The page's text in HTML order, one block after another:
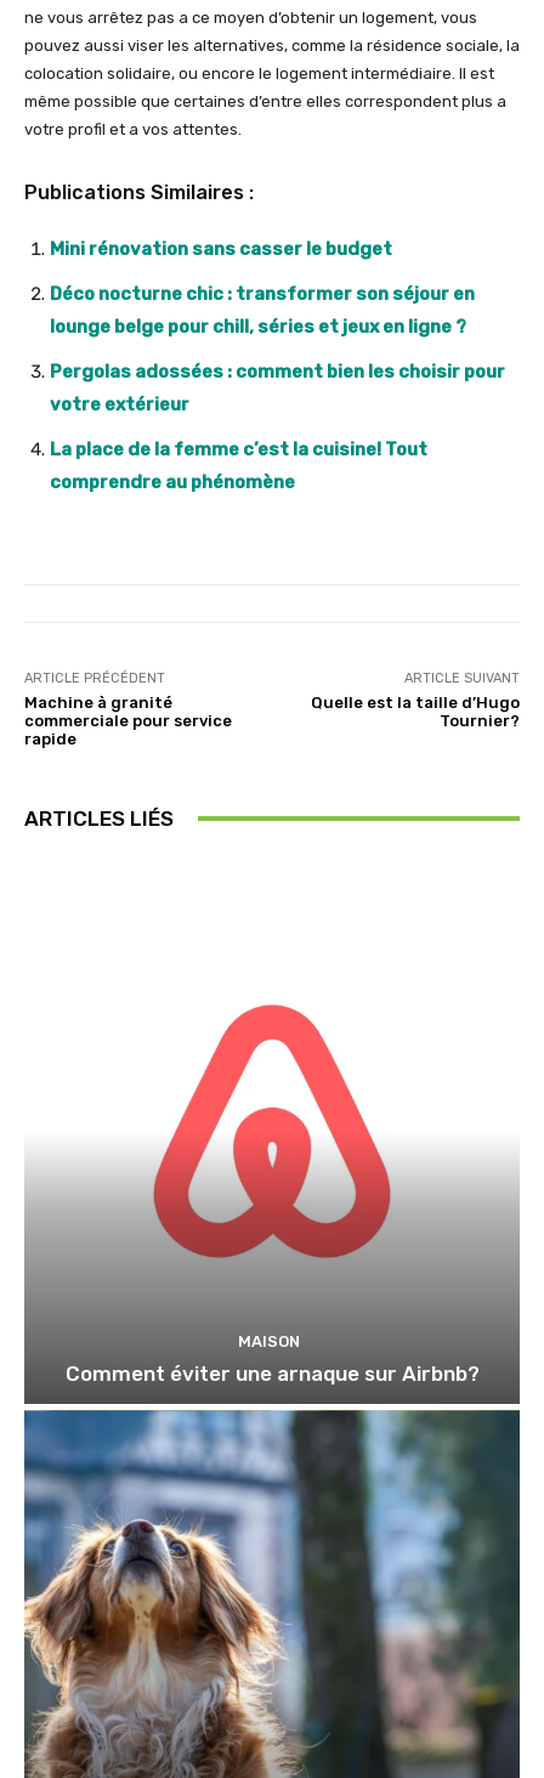
ne vous arrêtez pas a ce moyen d’obtenir un logement, vous
pouvez aussi viser les alternatives, comme la résidence sociale, la
colocation solidaire, ou encore le logement intermédiaire. Il est
même possible que certaines d’entre elles correspondent plus a
votre profil et a vos attentes.
Publications Similaires :
Mini rénovation sans casser le budget
Déco nocturne chic : transformer son séjour en
lounge belge pour chill, séries et jeux en ligne ?
Pergolas adossées : comment bien les choisir pour
votre extérieur
La place de la femme c’est la cuisine! Tout
comprendre au phénomène
ARTICLE PRÉCÉDENT
Machine à granité
commerciale pour service
rapide
ARTICLE SUIVANT
Quelle est la taille d’Hugo
Tournier?
ARTICLES LIÉS
MAISON
Comment éviter une arnaque sur Airbnb?